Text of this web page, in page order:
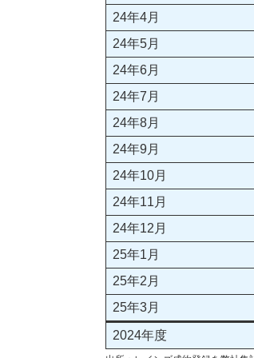
24年4月
24年5月
24年6月
24年7月
24年8月
24年9月
24年10月
24年11月
24年12月
25年1月
25年2月
25年3月
2024年度